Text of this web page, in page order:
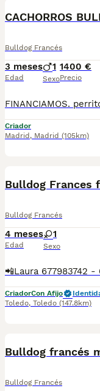
CACHORROS
Bulldog Francés
3 meses
Edad
1
Sexo
1400 €
Precio
Criador
Madrid , Madrid (105km)
Bulldog Frances
Bulldog Francés
4 meses
Edad
1
Sexo
CriadorCon Afijo
Toledo, Toledo (147.8km)
Bulldog francés
Bulldog Francés